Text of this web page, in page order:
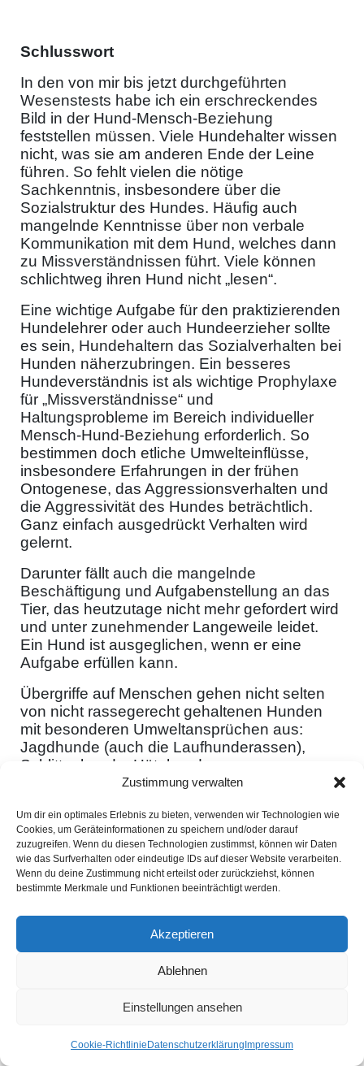
Zustimmung verwalten
Um dir ein optimales Erlebnis zu bieten, verwenden wir Technologien wie
Cookies, um Geräteinformationen zu speichern und/oder darauf
zuzugreifen. Wenn du diesen Technologien zustimmst, können wir Daten
wie das Surfverhalten oder eindeutige IDs auf dieser Website verarbeiten.
Wenn du deine Zustimmung nicht erteilst oder zurückziehst, können
bestimmte Merkmale und Funktionen beeinträchtigt werden.
Akzeptieren
Ablehnen
Einstellungen ansehen
Cookie-Richtlinie Datenschutzerklärung Impressum
Schlusswort
In den von mir bis jetzt durchgeführten
Wesenstests habe ich ein erschreckendes
Bild in der Hund-Mensch-Beziehung
feststellen müssen. Viele Hundehalter wissen
nicht, was sie am anderen Ende der Leine
führen. So fehlt vielen die nötige
Sachkenntnis, insbesondere über die
Sozialstruktur des Hundes. Häufig auch
mangelnde Kenntnisse über non verbale
Kommunikation mit dem Hund, welches dann
zu Missverständnissen führt. Viele können
schlichtweg ihren Hund nicht „lesen“.
Eine wichtige Aufgabe für den praktizierenden
Hundelehrer oder auch Hundeerzieher sollte
es sein, Hundehaltern das Sozialverhalten bei
Hunden näherzubringen. Ein besseres
Hundeverständnis ist als wichtige Prophylaxe
für „Missverständnisse“ und
Haltungsprobleme im Bereich individueller
Mensch-Hund-Beziehung erforderlich. So
bestimmen doch etliche Umwelteinflüsse,
insbesondere Erfahrungen in der frühen
Ontogenese, das Aggressionsverhalten und
die Aggressivität des Hundes beträchtlich.
Ganz einfach ausgedrückt Verhalten wird
gelernt.
Darunter fällt auch die mangelnde
Beschäftigung und Aufgabenstellung an das
Tier, das heutzutage nicht mehr gefordert wird
und unter zunehmender Langeweile leidet.
Ein Hund ist ausgeglichen, wenn er eine
Aufgabe erfüllen kann.
Übergriffe auf Menschen gehen nicht selten
von nicht rassegerecht gehaltenen Hunden
mit besonderen Umweltansprüchen aus:
Jagdhunde (auch die Laufhunderassen),
Schlittenhunde, Hütehunde,
Schutzhunderassen und Wachhunde
entsprechend Freiraum, Arbeit und körperliche
Auslastung.
Werden Hunde reizarm gehalten, so dass sie
zielorientierte Verhaltensweisen die ihnen ja
(z. B. ein lauf- oder stöbermotivierter Hund,
der überwiegend in der Wohnung sitzen
muss), so werden sich schließlich
Verhaltensstörungen entwickeln. Wenn die
die Anpassungsfähigkeit des Tieres
Verhaltens immer wieder entkoppelt werden.